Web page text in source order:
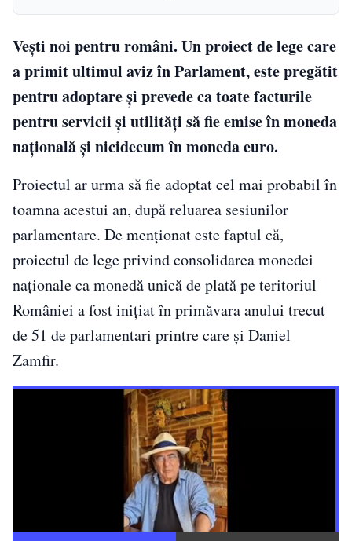
Vești noi pentru români. Un proiect de lege care
a primit ultimul aviz în Parlament, este pregătit
pentru adoptare și prevede ca toate facturile
pentru servicii și utilități să fie emise în moneda
națională și nicidecum în moneda euro.
Proiectul ar urma să fie adoptat cel mai probabil în
toamna acestui an, după reluarea sesiunilor
parlamentare. De menționat este faptul că,
proiectul de lege privind consolidarea monedei
naţionale ca monedă unică de plată pe teritoriul
României a fost iniţiat în primăvara anului trecut
de 51 de parlamentari printre care şi Daniel
Zamfir.